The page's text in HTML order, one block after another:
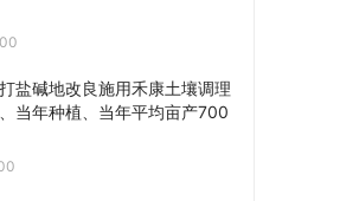
盐碱地改良施用禾康土壤调理
当年种植、当年平均亩产700